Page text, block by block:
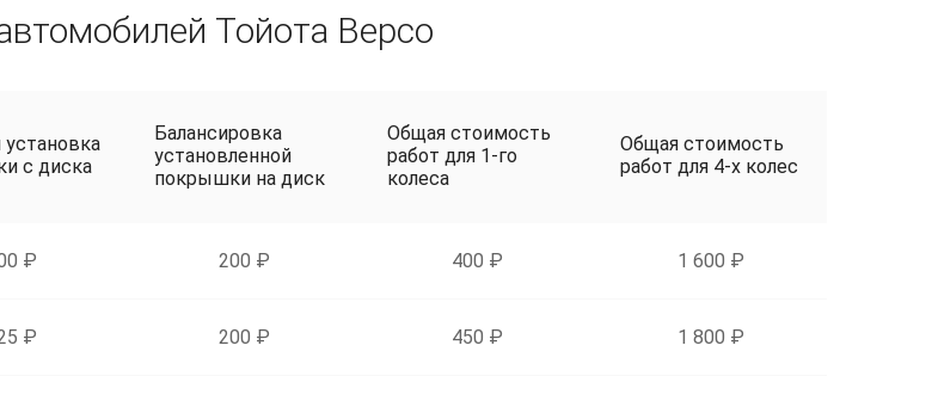
Тойота Версо
установка
с диска
Балансировка
установленной
покрышки на диск
Общая стоимость
работ для 1-го
колеса
Общая стоимость
работ для 4-х колес
₽ 200 ₽ 400 ₽ 1 600 ₽
₽ 200 ₽ 450 ₽ 1 800 ₽